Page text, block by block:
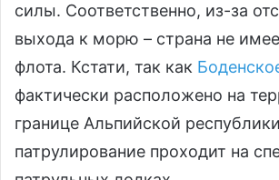
силы. Соответственно, из-за
выхода к морю – страна не
флота. Кстати, так как
фактически расположено на
границе Альпийской
патрулирование проходит на